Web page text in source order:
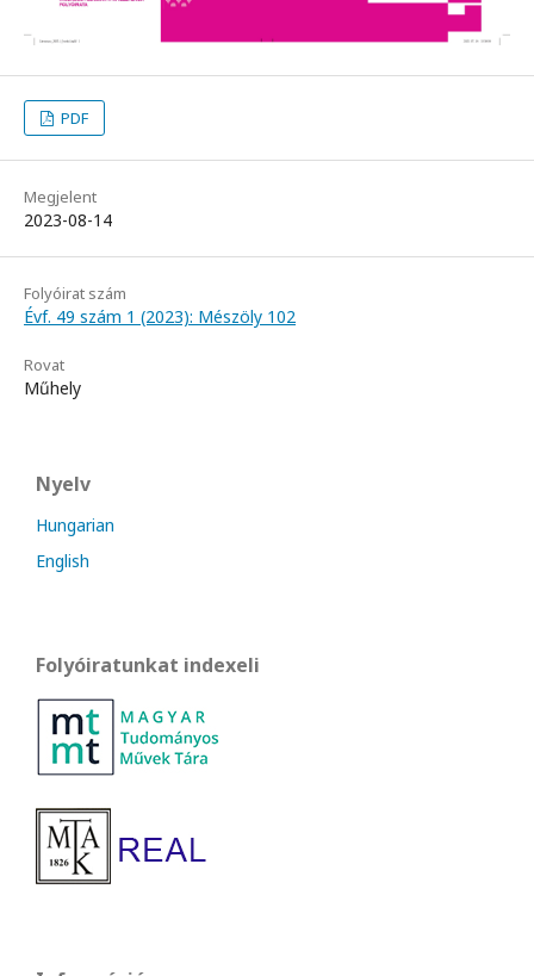
PDF
Megjelent
2023-08-14
Folyóirat szám
Évf. 49 szám 1 (2023): Mészöly 102
Rovat
Műhely
Nyelv
Hungarian
English
Folyóiratunkat indexeli